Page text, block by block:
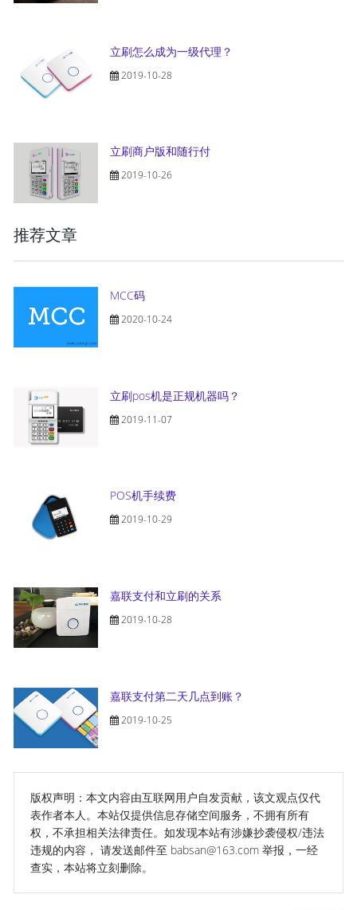
立刷怎么成为一级代理？
2019-10-28
立刷商户版和随行付
2019-10-26
推荐文章
MCC码
2020-10-24
立刷pos机是正规机器吗？
2019-11-07
POS机手续费
2019-10-29
嘉联支付和立刷的关系
2019-10-28
嘉联支付第二天几点到账？
2019-10-25
版权声明：本文内容由互联网用户自发贡献，该文观点仅代
表作者本人。本站仅提供信息存储空间服务，不拥有所有
权，不承担相关法律责任。如发现本站有涉嫌抄袭侵权/违法
违规的内容， 请发送邮件至 babsan@163.com 举报，一经
查实，本站将立刻删除。